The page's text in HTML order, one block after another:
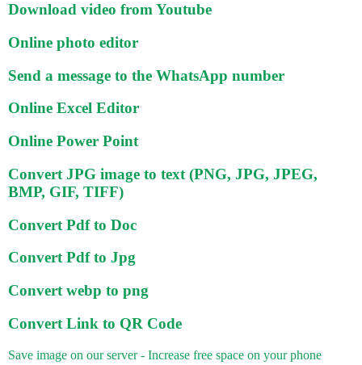
Download video from Youtube
Online photo editor
Send a message to the WhatsApp number
Online Excel Editor
Online Power Point
Convert JPG image to text (PNG, JPG, JPEG,
BMP, GIF, TIFF)
Convert Pdf to Doc
Convert Pdf to Jpg
Convert webp to png
Convert Link to QR Code
Save image on our server - Increase free space on your phone